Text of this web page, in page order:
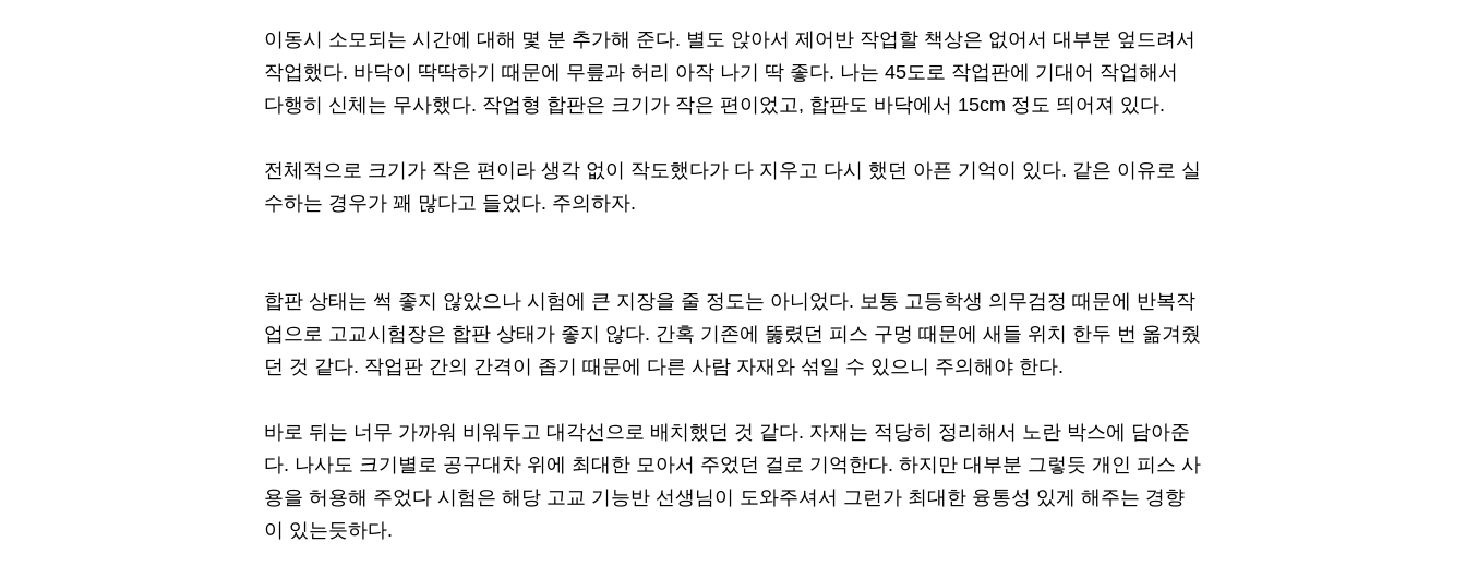
이동시 소모되는 시간에 대해 몇 분 추가해 준다. 별도 앉아서 제어반 작업할 책상은 없어서 대부분 엎드려서
작업했다. 바닥이 딱딱하기 때문에 무릎과 허리 아작 나기 딱 좋다. 나는 45도로 작업판에 기대어 작업해서
다행히 신체는 무사했다. 작업형 합판은 크기가 작은 편이었고, 합판도 바닥에서 15cm 정도 띄어져 있다.
전체적으로 크기가 작은 편이라 생각 없이 작도했다가 다 지우고 다시 했던 아픈 기억이 있다. 같은 이유로 실
수하는 경우가 꽤 많다고 들었다. 주의하자.
합판 상태는 썩 좋지 않았으나 시험에 큰 지장을 줄 정도는 아니었다. 보통 고등학생 의무검정 때문에 반복작
업으로 고교시험장은 합판 상태가 좋지 않다. 간혹 기존에 뚫렸던 피스 구멍 때문에 새들 위치 한두 번 옮겨줬
던 것 같다. 작업판 간의 간격이 좁기 때문에 다른 사람 자재와 섞일 수 있으니 주의해야 한다.
바로 뒤는 너무 가까워 비워두고 대각선으로 배치했던 것 같다. 자재는 적당히 정리해서 노란 박스에 담아준
다. 나사도 크기별로 공구대차 위에 최대한 모아서 주었던 걸로 기억한다. 하지만 대부분 그렇듯 개인 피스 사
용을 허용해 주었다 시험은 해당 고교 기능반 선생님이 도와주셔서 그런가 최대한 융통성 있게 해주는 경향
이 있는듯하다.